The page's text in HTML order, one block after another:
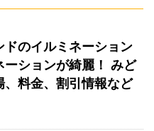
ドのイルミネーション
ーションが綺麗！ みど
、料金、割引情報など